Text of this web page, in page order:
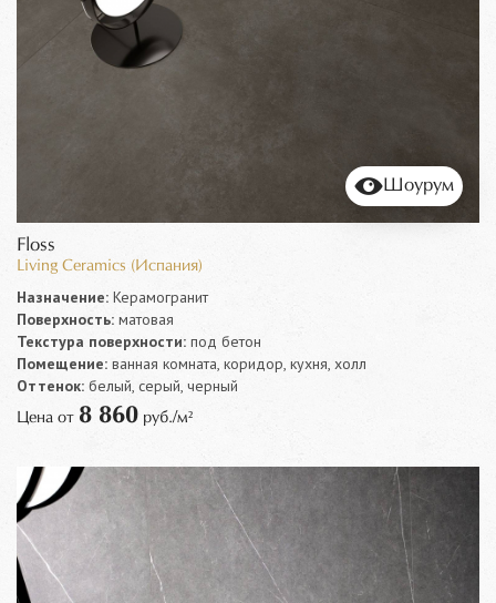
Шоурум
Floss
Living Ceramics (Испания)
Назначение: Керамогранит
Поверхность: матовая
Текстура поверхности: под бетон
Помещение: ванная комната, коридор, кухня, холл
Оттенок: белый, серый, черный
Цена от 8 860 руб./м²